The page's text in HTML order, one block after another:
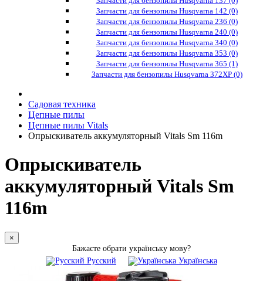
Запчасти для бензопилы Husqvarna 142 (0)
Запчасти для бензопилы Husqvarna 236 (0)
Запчасти для бензопилы Husqvarna 240 (0)
Запчасти для бензопилы Husqvarna 340 (0)
Запчасти для бензопилы Husqvarna 353 (0)
Запчасти для бензопилы Husqvarna 365 (1)
Запчасти для бензопилы Husqvarna 372XP (0)
Садовая техника
Цепные пилы
Цепные пилы Vitals
Опрыскиватель аккумуляторный Vitals Sm 116m
Опрыскиватель
аккумуляторный Vitals Sm
116m
×
Бажаєте обрати українську мову?
Русский
Українська